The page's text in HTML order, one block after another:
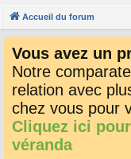
co
ci
u
s
Accueil du forum
Vous avez un
Notre
relation avec
chez vous pour
Cliquez ici
véranda